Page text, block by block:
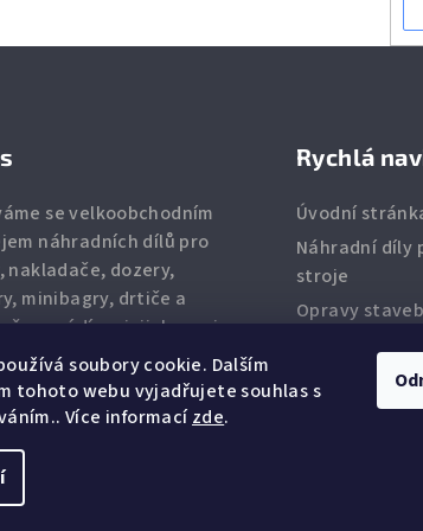
soubory cookie. Dalším
tohoto webu vyjadřujete souhlas s
Více informacízde.
se velkoobchodním
náhradních dílů pro
nakladače, dozery,
minibagry, drtiče a
provádíme jejich servis.
zuby,břity,filtry,
dílya ostatní
díly.
Rychlá
Úvodní
Náhradní díly
stroje
Opravy